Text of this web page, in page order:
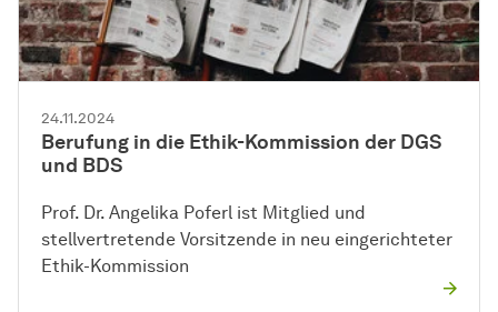
24.11.2024
Berufung in die Ethik-Kommission der DGS
und BDS
Prof. Dr. Angelika Poferl ist Mitglied und
stellvertretende Vorsitzende in neu eingerichteter
Ethik-Kommission